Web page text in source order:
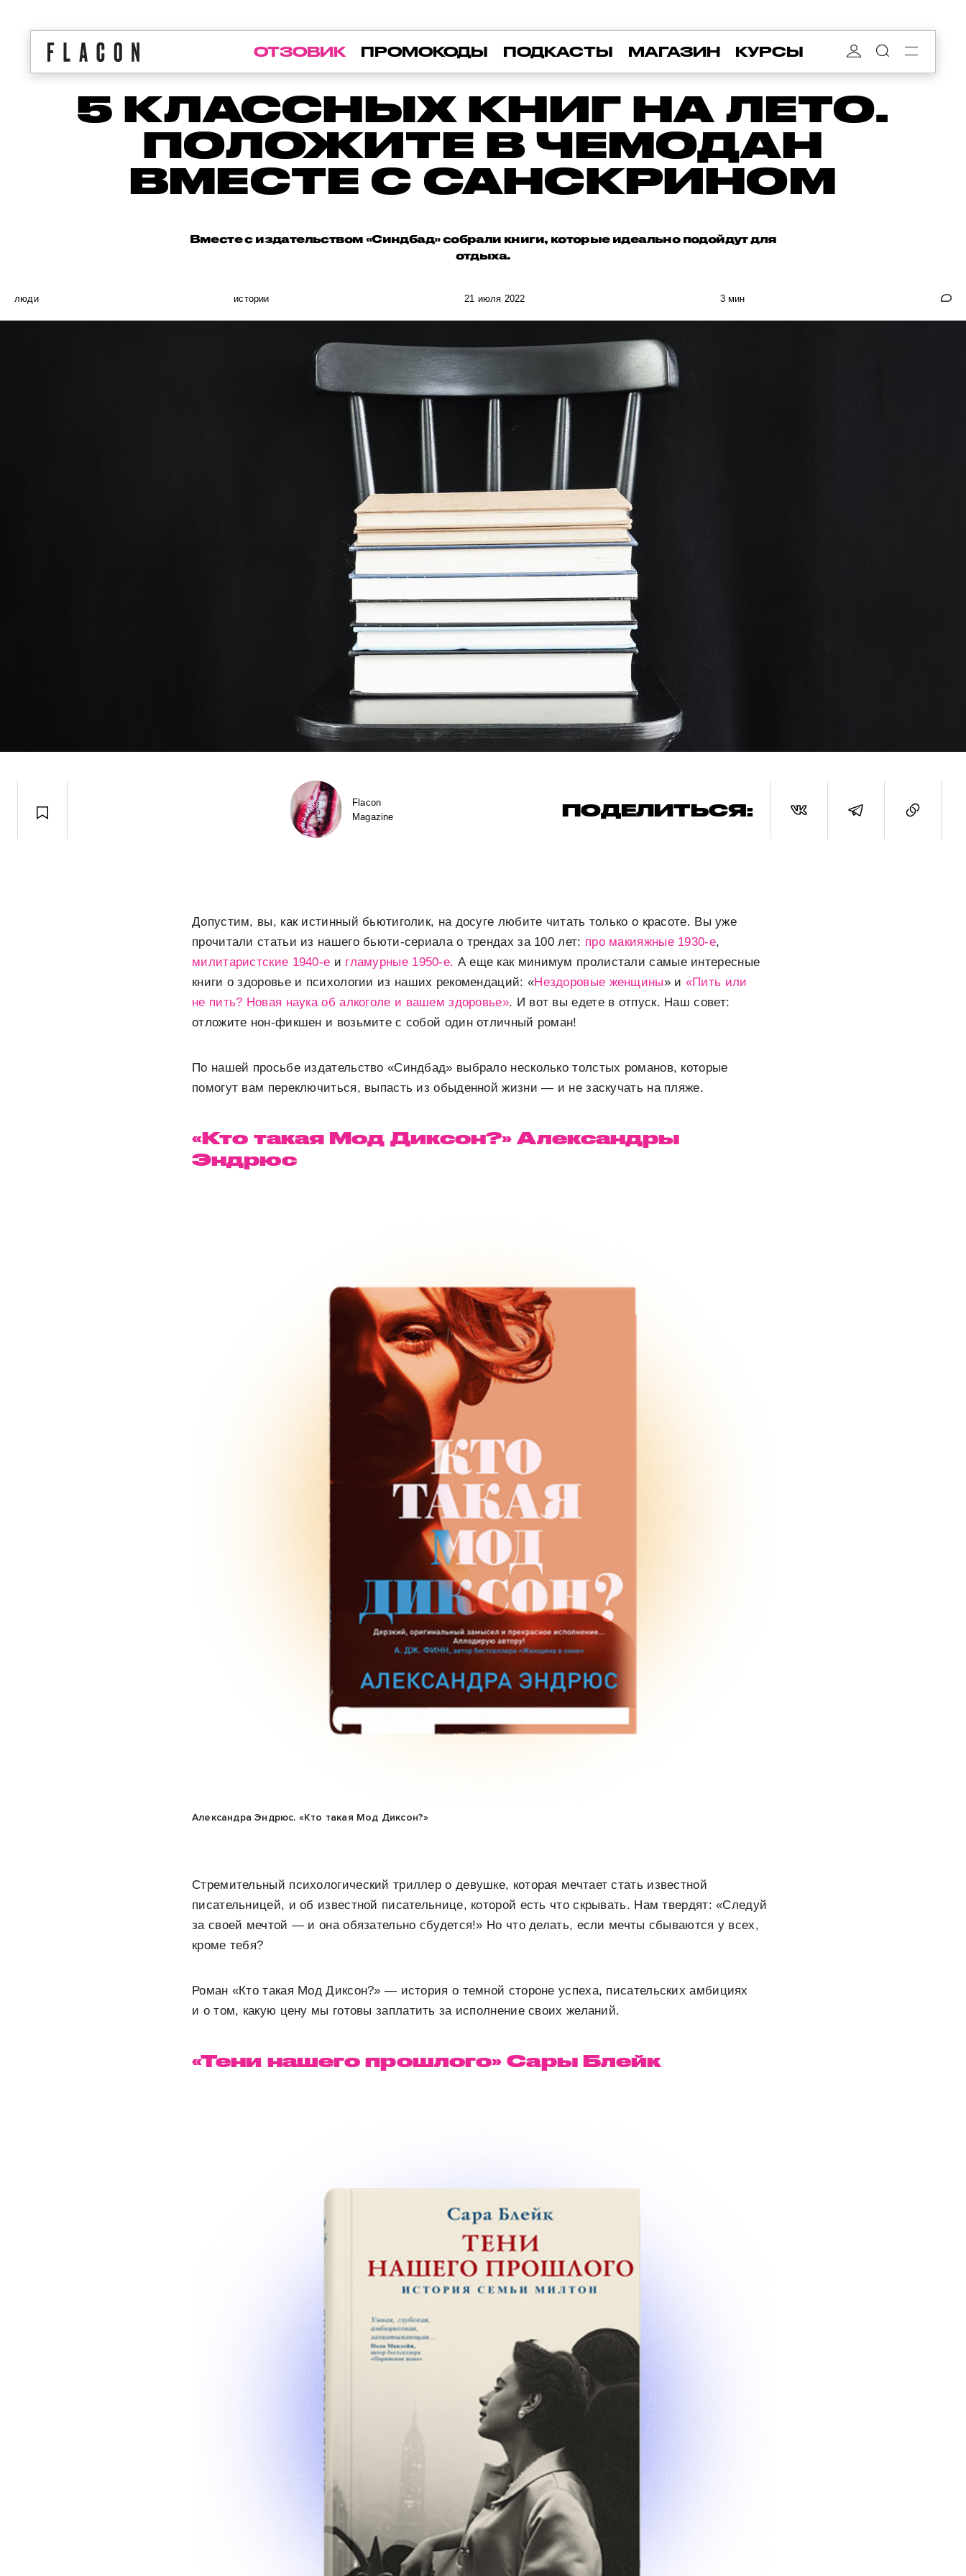
ОТЗОВИК ПРОМОКОДЫ ПОДКАСТЫ МАГАЗИН КУРСЫ
5 КЛАССНЫХ КНИГ НА ЛЕТО.
ПОЛОЖИТЕ В ЧЕМОДАН
ВМЕСТЕ С САНСКРИНОМ
Вместе с издательством «Синдбад» собрали книги, которые идеально подойдут для
отдыха.
люди истории 21 июля 2022 3 мин
Flacon
Magazine
ПОДЕЛИТЬСЯ:
Допустим, вы, как истинный бьютиголик, на досуге любите читать только о красоте. Вы уже
прочитали статьи из нашего бьюти-сериала о трендах за 100 лет: про макияжные 1930-е,
милитаристские 1940-е и гламурные 1950-е. А еще как минимум пролистали самые интересные
книги о здоровье и психологии из наших рекомендаций: «Нездоровые женщины» и «Пить или
не пить? Новая наука об алкоголе и вашем здоровье». И вот вы едете в отпуск. Наш совет:
отложите нон-фикшен и возьмите с собой один отличный роман!
По нашей просьбе издательство «Синдбад» выбрало несколько толстых романов, которые
помогут вам переключиться, выпасть из обыденной жизни — и не заскучать на пляже.
«Кто такая Мод Диксон?» Александры
Эндрюс
Александра Эндрюс. «Кто такая Мод Диксон?»
Стремительный психологический триллер о девушке, которая мечтает стать известной
писательницей, и об известной писательнице, которой есть что скрывать. Нам твердят: «Следуй
за своей мечтой — и она обязательно сбудется!» Но что делать, если мечты сбываются у всех,
кроме тебя?
Роман «Кто такая Мод Диксон?» — история о темной стороне успеха, писательских амбициях
и о том, какую цену мы готовы заплатить за исполнение своих желаний.
«Тени нашего прошлого» Сары Блейк